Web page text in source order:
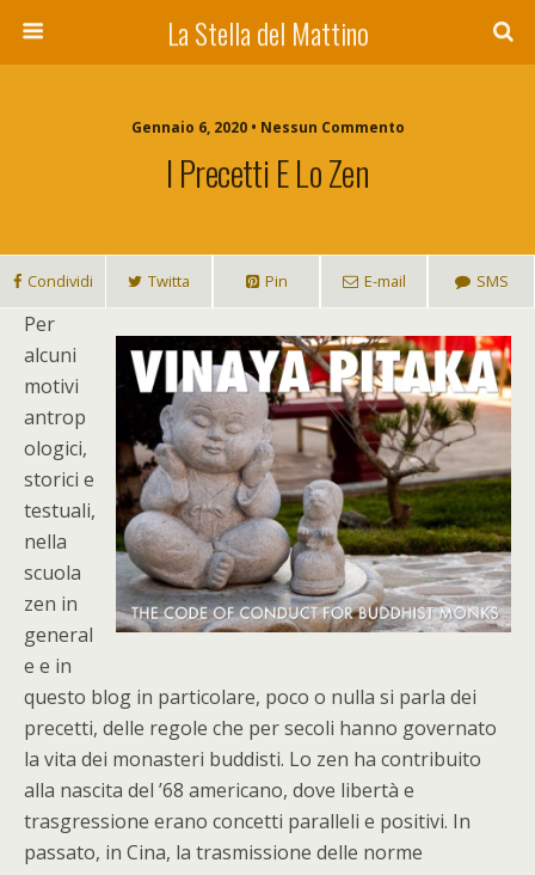
La Stella del Mattino
Gennaio 6, 2020 • Nessun Commento
I Precetti E Lo Zen
Condividi Twitta Pin E-mail SMS
Per
alcuni
motivi
antrop
ologici,
storici e
testuali,
nella
scuola
zen in
general
e e in
questo blog in particolare, poco o nulla si parla dei
precetti, delle regole che per secoli hanno governato
la vita dei monasteri buddisti. Lo zen ha contribuito
alla nascita del ’68 americano, dove libertà e
trasgressione erano concetti paralleli e positivi. In
passato, in Cina, la trasmissione delle norme